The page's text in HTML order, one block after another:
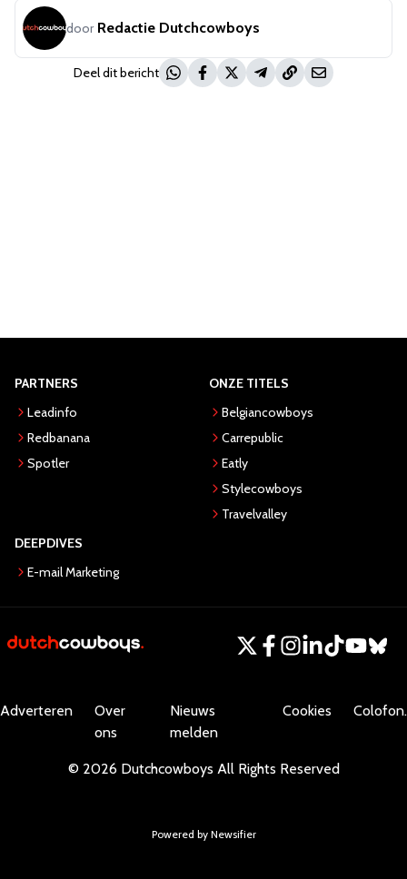
door Redactie Dutchcowboys
Deel dit bericht
PARTNERS
Leadinfo
Redbanana
Spotler
ONZE TITELS
Belgiancowboys
Carrepublic
Eatly
Stylecowboys
Travelvalley
DEEPDIVES
E-mail Marketing
Adverteren
Over
ons
Nieuws
melden
Cookies Colofon.
© 2026 Dutchcowboys All Rights Reserved
Powered by Newsifier